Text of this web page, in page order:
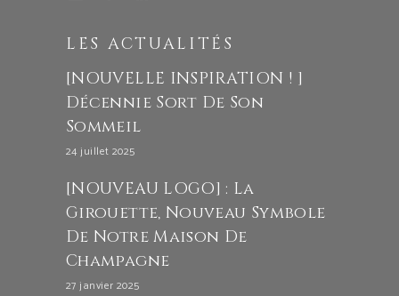
LES ACTUALITÉS
[NOUVELLE INSPIRATION ! ]
Décennie Sort De Son
Sommeil
24 juillet 2025
[NOUVEAU LOGO] : La
Girouette, Nouveau Symbole
De Notre Maison De
Champagne
27 janvier 2025